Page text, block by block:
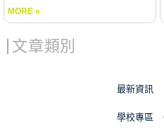
MORE »
文章類別
最新資訊
學校專區